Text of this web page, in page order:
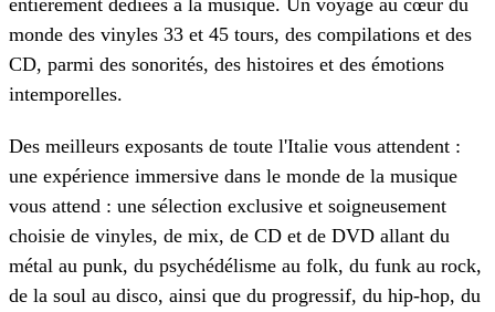
monde des vinyles 33 et 45 tours, des compilations et des
CD, parmi des sonorités, des histoires et des émotions
intemporelles.
Des meilleurs exposants de toute l'Italie vous attendent :
une expérience immersive dans le monde de la musique
vous attend : une sélection exclusive et soigneusement
choisie de vinyles, de mix, de CD et de DVD allant du
métal au punk, du psychédélisme au folk, du funk au rock,
de la soul au disco, ainsi que du progressif, du hip-hop, du